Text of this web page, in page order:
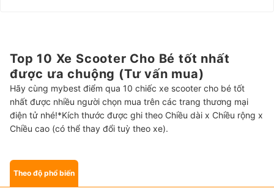
Top 10 Xe Scooter Cho Bé tốt nhất
được ưa chuộng (Tư vấn mua)
Hãy cùng mybest điểm qua 10 chiếc xe scooter cho bé tốt
nhất được nhiều người chọn mua trên các trang thương mại
điện tử nhé!*Kích thước được ghi theo Chiều dài x Chiều rộng x
Chiều cao (có thể thay đổi tuỳ theo xe).
Theo độ phổ biến